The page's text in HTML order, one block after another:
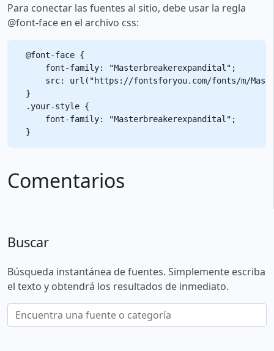
Para conectar las fuentes al sitio, debe usar la regla
@font-face en el archivo css:
@font-face {
    font-family: "Masterbreakerexpandital";
src: url("https://fontsforyou.com/fonts/m/
}
.your-style {
    font-family: "Masterbreakerexpandital";
Comentarios
Buscar
Búsqueda instantánea de fuentes. Simplemente escriba
el texto y obtendrá los resultados de inmediato.